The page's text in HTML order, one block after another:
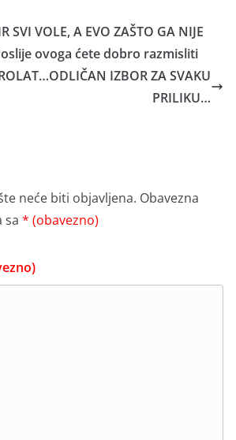
SVI VOLE, A EVO ZAŠTO GA NIJE
ovoga ćete dobro razmisliti
IZBOR ZA SVAKU
PRILIKU…
neće biti objavljena. Obavezna
sa * (obavezno)